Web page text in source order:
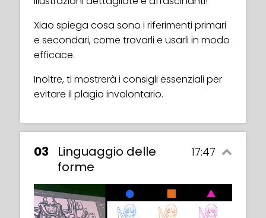
Xiao spiega cosa sono i riferimenti primari
e secondari, come trovarli e usarli in modo
efficace.
Inoltre, ti mostrerà i consigli essenziali per
evitare il plagio involontario.
03
Linguaggio delle
forme
17:47